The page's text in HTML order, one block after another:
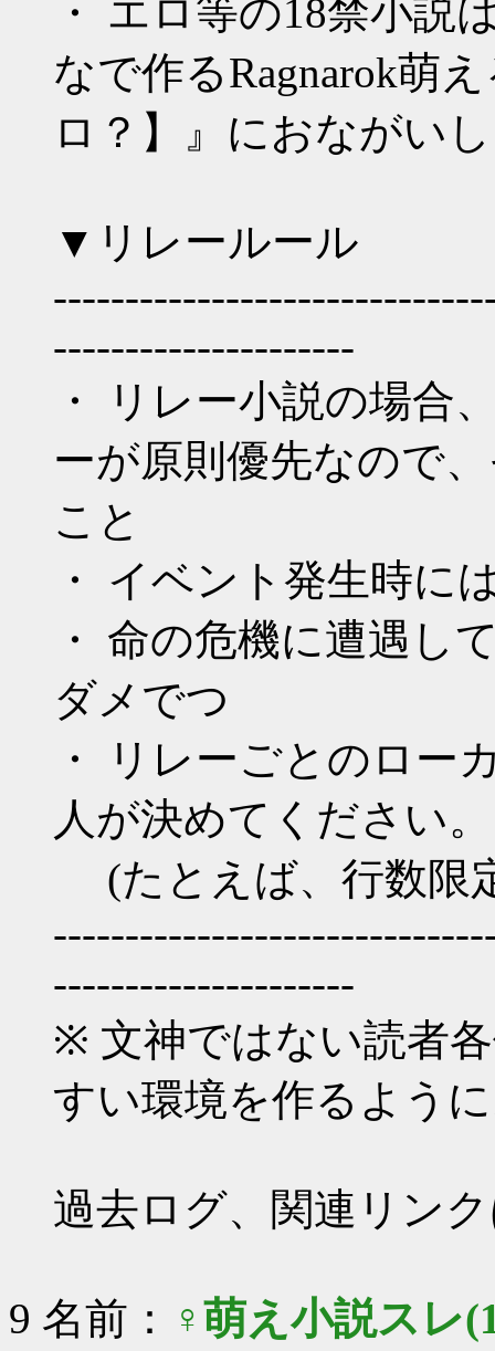
・ エロ等の18禁小説
なで作るRagnarok萌
ロ？】』におながい
▼リレールール
---------------------
・ リレー小説の場合
ーが原則優先なので
こと
・ イベント発生時に
・ 命の危機に遭遇し
ダメでつ
・ リレーごとのロー
人が決めてください。
(たとえば、行数限
---------------------
※ 文神ではない読者
すい環境を作るよう
過去ログ、関連リン
9 名前： ♀萌え小説スレ